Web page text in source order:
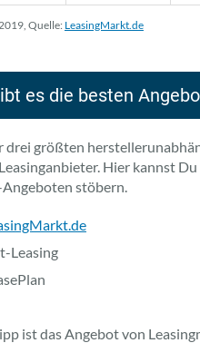
Quelle: LeasingMarkt.de
es die besten
drei größten
Hier kannst Du
Angeboten stöbern.
Leasing
ist das Angebot von